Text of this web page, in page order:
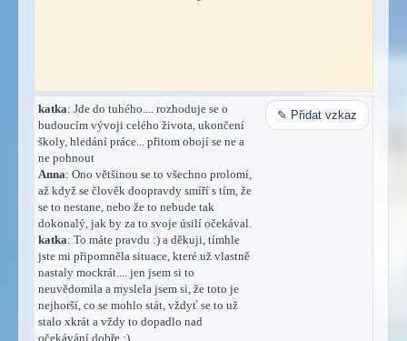
katka: Jde do tuhého.... rozhoduje se o
budoucím vývoji celého života, ukončení
školy, hledání práce... přitom obojí se ne a
ne pohnout
Anna: Ono většinou se to všechno prolomí,
až když se člověk doopravdy smíří s tím, že
se to nestane, nebo že to nebude tak
dokonalý, jak by za to svoje úsilí očekával.
katka: To máte pravdu :) a děkuji, tímhle
jste mi připomněla situace, které už vlastně
nastaly mockrát.... jen jsem si to
neuvědomila a myslela jsem si, že toto je
nejhorší, co se mohlo stát, vždyť se to už
stalo xkrát a vždy to dopadlo nad
očekávání dobře :)
✎ Přidat vzkaz